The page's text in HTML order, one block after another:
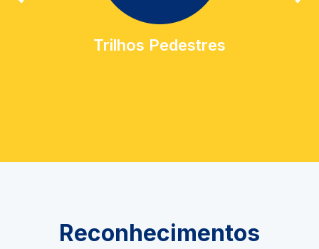
Trilhos Pedestres
Reconhecimentos